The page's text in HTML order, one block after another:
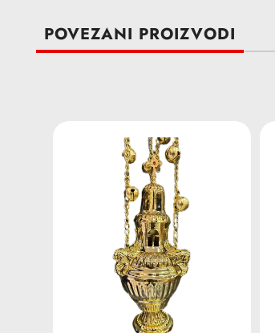
POVEZANI PROIZVODI